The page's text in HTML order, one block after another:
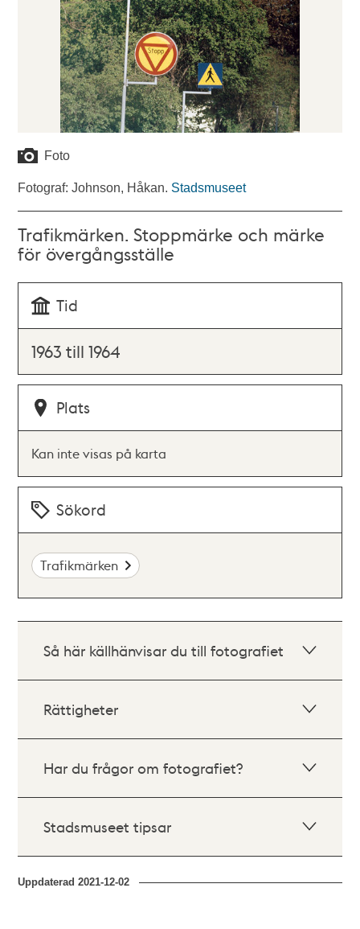
Foto
Fotograf: Johnson, Håkan. Stadsmuseet
Trafikmärken. Stoppmärke och märke
för övergångsställe
Tid
1963 till 1964
Plats
Kan inte visas på karta
Sökord
Trafikmärken
Så här källhänvisar du till fotografiet
Rättigheter
Har du frågor om fotografiet?
Stadsmuseet tipsar
Uppdaterad2021-12-02